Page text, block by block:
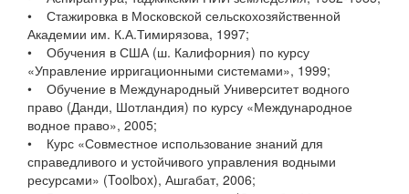
• Стажировка в Московской сельскохозяйственной
Академии им. К.А.Тимирязова, 1997;
• Обучения в США (ш. Калифорния) по курсу
«Управление ирригационными системами», 1999;
• Обучение в Международный Университет водного
право (Данди, Шотландия) по курсу «Международное
водное право», 2005;
• Курс «Совместное использование знаний для
справедливого и устойчивого управления водными
ресурсами» (Toolbox), Ашгабат, 2006;